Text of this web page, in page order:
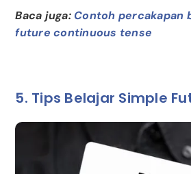
Baca juga: Contoh percakapan
future continuous tense
5. Tips Belajar Simple